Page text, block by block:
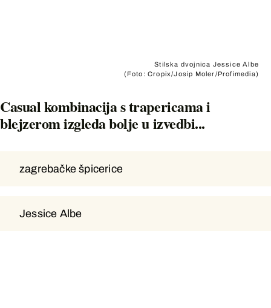
Stilska dvojnica Jessice Albe
(Foto: Cropix/Josip Moler/Profimedia)
Casual kombinacija s trapericama i
blejzerom izgleda bolje u izvedbi...
zagrebačke špicerice
Jessice Albe
zagrebačke špicerice
Jessice Albe